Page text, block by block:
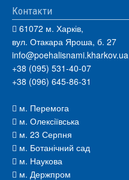
Контакти
61072 м. Харків,
вул. Отакара Яроша, б. 27
info@poehalisnami.kharkov.ua
+38 (095) 531-40-07
+38 (096) 645-86-31
м. Перемога
м. Олексіївська
м. 23 Серпня
м. Ботанічний сад
м. Наукова
м. Держпром